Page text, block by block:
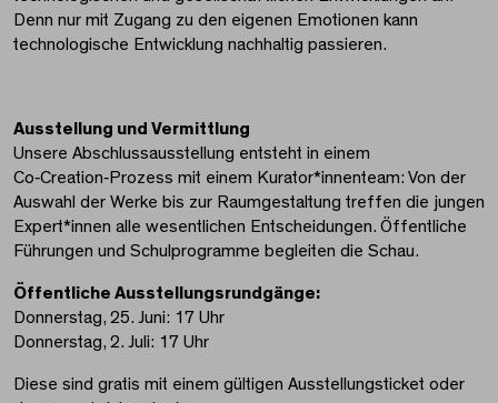
Denn nur mit Zugang zu den eigenen Emotionen kann
technologische Entwicklung nachhaltig passieren.
Ausstellung und Vermittlung
Unsere Abschlussausstellung entsteht in einem
Co‑Creation‑Prozess mit einem Kurator*innenteam: Von der
Auswahl der Werke bis zur Raumgestaltung treffen die jungen
Expert*innen alle wesentlichen Entscheidungen. Öffentliche
Führungen und Schulprogramme begleiten die Schau.
Öffentliche Ausstellungsrundgänge:
Donnerstag, 25. Juni: 17 Uhr
Donnerstag, 2. Juli: 17 Uhr
Diese sind gratis mit einem gültigen Ausstellungsticket oder